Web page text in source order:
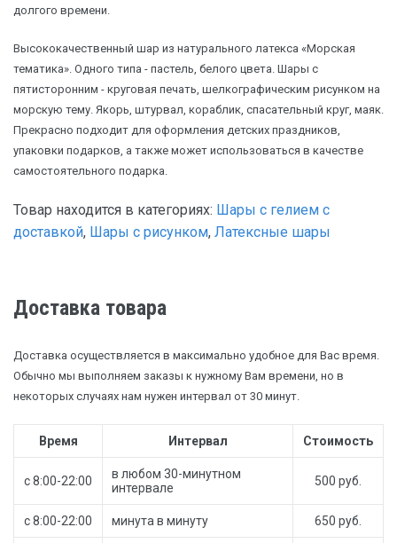
долгого времени.
Высококачественный шар из натурального латекса «Морская
тематика». Одного типа - пастель, белого цвета. Шары с
пятисторонним - круговая печать, шелкографическим рисунком на
морскую тему. Якорь, штурвал, кораблик, спасательный круг, маяк.
Прекрасно подходит для оформления детских праздников,
упаковки подарков, а также может использоваться в качестве
самостоятельного подарка.
Товар находится в категориях: Шары с гелием с
доставкой, Шары с рисунком, Латексные шары
Доставка товара
Доставка осуществляется в максимально удобное для Вас время.
Обычно мы выполняем заказы к нужному Вам времени, но в
некоторых случаях нам нужен интервал от 30 минут.
Время Интервал Стоимость
с 8:00-22:00
в любом 30-минутном
интервале
500 руб.
с 8:00-22:00 минута в минуту 650 руб.